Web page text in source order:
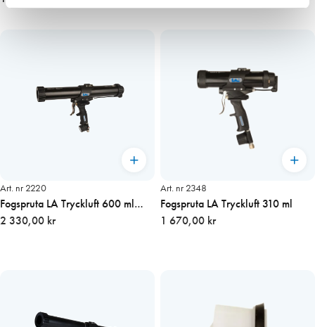
Art. nr 2220
Fogspruta LA Tryckluft 600 ml
korv
2 330,00 kr
Art. nr 2348
Fogspruta LA Tryckluft 310 ml
1 670,00 kr